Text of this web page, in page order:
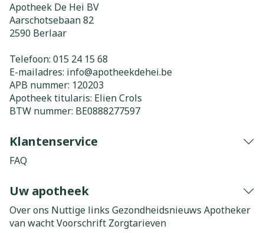
Apotheek De Hei BV
Aarschotsebaan 82
2590 Berlaar
Telefoon: 015 24 15 68
E-mailadres: info@apotheekdehei.be
APB nummer: 120203
Apotheek titularis: Elien Crols
BTW nummer: BE0888277597
Klantenservice
FAQ
Uw apotheek
Over ons Nuttige links Gezondheidsnieuws Apotheker
van wachtVoorschrift Zorgtarieven